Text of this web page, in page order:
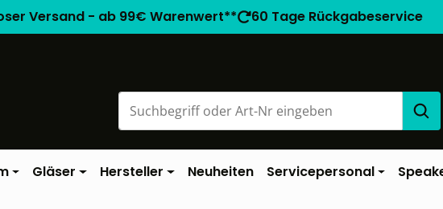
Versand - ab 99€ Warenwert** 60 Tage Rückgabeservice
Gläser Hersteller Neuheiten Servicepersonal